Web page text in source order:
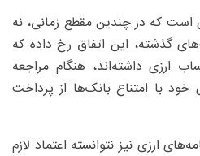
است که در چندین مقطع زمانی، نه
گذشته، این اتفاق رخ داده که
داشته‌اند، هنگام مراجعه
خود با امتناع بانک‌ها از پرداخت
ارزی نیز نتوانسته اعتماد لازم